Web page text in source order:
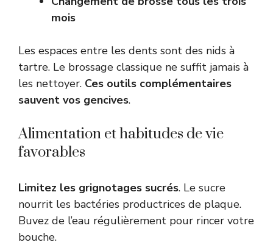
mois
Les espaces entre les dents sont des nids à
tartre. Le brossage classique ne suffit jamais à
les nettoyer. Ces outils complémentaires
sauvent vos gencives.
Alimentation et habitudes de vie
favorables
Limitez les grignotages sucrés. Le sucre
nourrit les bactéries productrices de plaque.
Buvez de l’eau régulièrement pour rincer votre
bouche.